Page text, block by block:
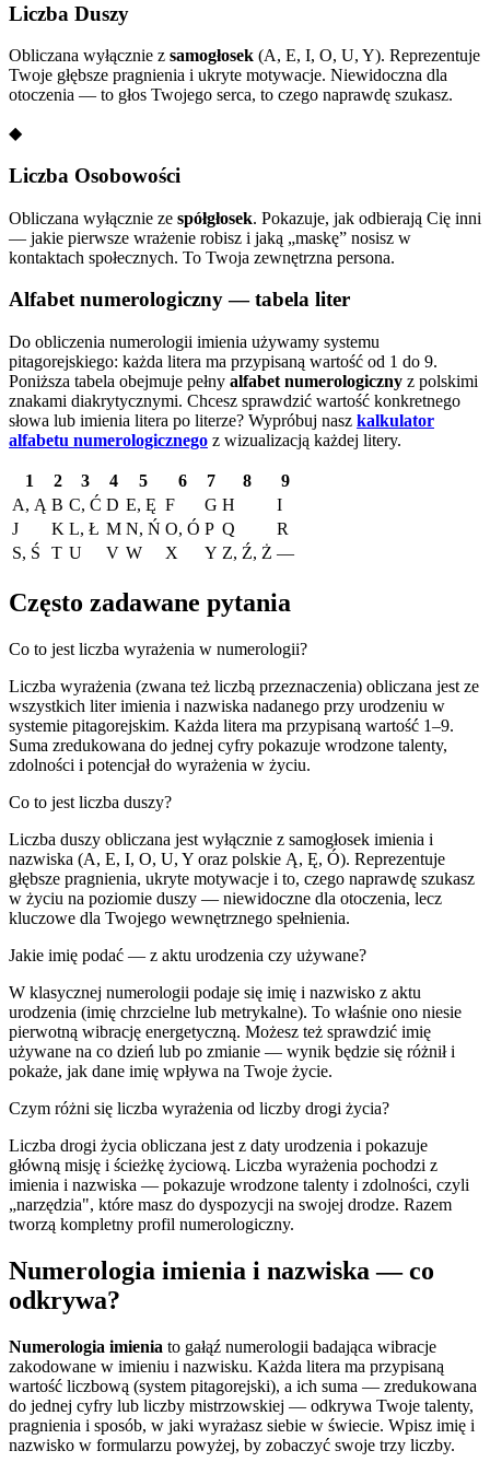
Liczba Duszy
Obliczana wyłącznie z samogłosek (A, E, I, O, U, Y). Reprezentuje
Twoje głębsze pragnienia i ukryte motywacje. Niewidoczna dla
otoczenia — to głos Twojego serca, to czego naprawdę szukasz.
◆
Liczba Osobowości
Obliczana wyłącznie ze spółgłosek. Pokazuje, jak odbierają Cię inni
— jakie pierwsze wrażenie robisz i jaką „maskę” nosisz w
kontaktach społecznych. To Twoja zewnętrzna persona.
Alfabet numerologiczny — tabela liter
Do obliczenia numerologii imienia używamy systemu
pitagorejskiego: każda litera ma przypisaną wartość od 1 do 9.
Poniższa tabela obejmuje pełny alfabet numerologiczny z polskimi
znakami diakrytycznymi. Chcesz sprawdzić wartość konkretnego
słowa lub imienia litera po literze? Wypróbuj nasz kalkulator
alfabetu numerologicznego z wizualizacją każdej litery.
1 2 3 4 5 6 7 8
9
A, Ą B C, Ć D E, Ę F G H
I
J
K L, Ł M N, Ń O, Ó P Q
R
S, Ś
T U V W X Y Z, Ź, Ż —
Często zadawane pytania
Co to jest liczba wyrażenia w numerologii?
Liczba wyrażenia (zwana też liczbą przeznaczenia) obliczana jest ze
wszystkich liter imienia i nazwiska nadanego przy urodzeniu w
systemie pitagorejskim. Każda litera ma przypisaną wartość 1–9.
Suma zredukowana do jednej cyfry pokazuje wrodzone talenty,
zdolności i potencjał do wyrażenia w życiu.
Co to jest liczba duszy?
Liczba duszy obliczana jest wyłącznie z samogłosek imienia i
nazwiska (A, E, I, O, U, Y oraz polskie Ą, Ę, Ó). Reprezentuje
głębsze pragnienia, ukryte motywacje i to, czego naprawdę szukasz
w życiu na poziomie duszy — niewidoczne dla otoczenia, lecz
kluczowe dla Twojego wewnętrznego spełnienia.
Jakie imię podać — z aktu urodzenia czy używane?
W klasycznej numerologii podaje się imię i nazwisko z aktu
urodzenia (imię chrzcielne lub metrykalne). To właśnie ono niesie
pierwotną wibrację energetyczną. Możesz też sprawdzić imię
używane na co dzień lub po zmianie — wynik będzie się różnił i
pokaże, jak dane imię wpływa na Twoje życie.
Czym różni się liczba wyrażenia od liczby drogi życia?
Liczba drogi życia obliczana jest z daty urodzenia i pokazuje
główną misję i ścieżkę życiową. Liczba wyrażenia pochodzi z
imienia i nazwiska — pokazuje wrodzone talenty i zdolności, czyli
„narzędzia", które masz do dyspozycji na swojej drodze. Razem
tworzą kompletny profil numerologiczny.
Numerologia imienia i nazwiska — co
odkrywa?
Numerologia imienia to gałąź numerologii badająca wibracje
zakodowane w imieniu i nazwisku. Każda litera ma przypisaną
wartość liczbową (system pitagorejski), a ich suma — zredukowana
do jednej cyfry lub liczby mistrzowskiej — odkrywa Twoje talenty,
pragnienia i sposób, w jaki wyrażasz siebie w świecie. Wpisz imię i
nazwisko w formularzu powyżej, by zobaczyć swoje trzy liczby.